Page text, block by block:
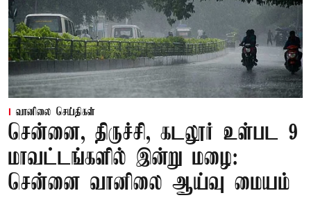
வானிலை செய்திகள்
சென்னை, திருச்சி, கடலூர் உள்பட 9
மாவட்டங்களில் இன்று மழை:
சென்னை வானிலை ஆய்வு மையம்